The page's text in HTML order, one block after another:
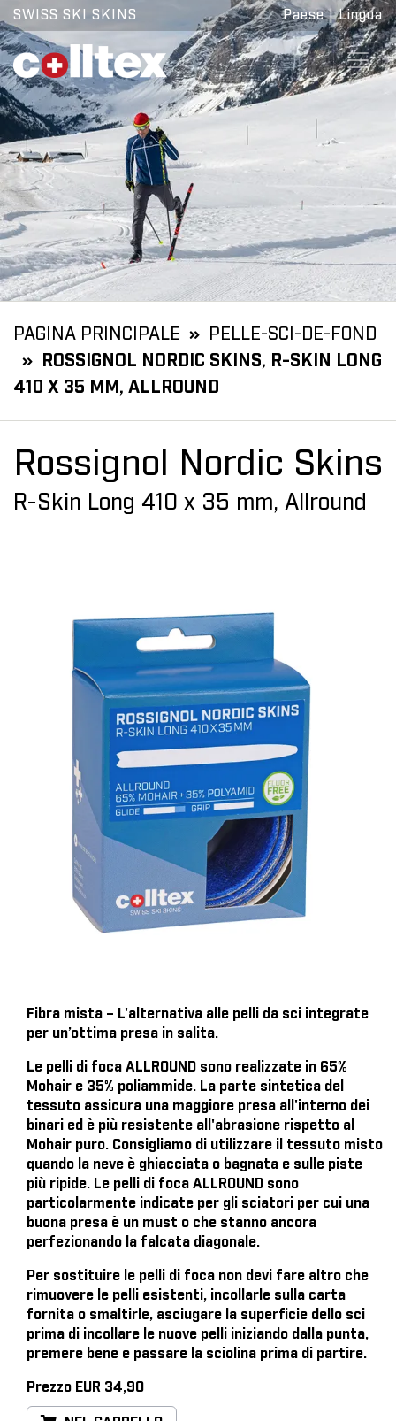
SWISS SKI SKINS Paese|Lingua
PAGINA PRINCIPALE
PELLE-SCI-DE-FOND
ROSSIGNOL NORDIC SKINS, R-SKIN LONG
410 X 35 MM, ALLROUND
Rossignol Nordic Skins
R-Skin Long 410 x 35 mm, Allround
Fibra mista – L'alternativa alle pelli da sci integrate
per un’ottima presa in salita.
Le pelli di foca ALLROUND sono realizzate in 65%
Mohair e 35% poliammide. La parte sintetica del
tessuto assicura una maggiore presa all'interno dei
binari ed è più resistente all'abrasione rispetto al
Mohair puro. Consigliamo di utilizzare il tessuto misto
quando la neve è ghiacciata o bagnata e sulle piste
più ripide. Le pelli di foca ALLROUND sono
particolarmente indicate per gli sciatori per cui una
buona presa è un must o che stanno ancora
perfezionando la falcata diagonale.
Per sostituire le pelli di foca non devi fare altro che
rimuovere le pelli esistenti, incollarle sulla carta
fornita o smaltirle, asciugare la superficie dello sci
prima di incollare le nuove pelli iniziando dalla punta,
premere bene e passare la sciolina prima di partire.
Prezzo EUR 34,90